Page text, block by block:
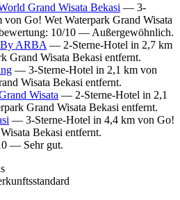
Grand Wisata Bekasi — 3-
von Go! Wet Waterpark Grand Wisata
10/10 — Außergewöhnlich.
By ARBA — 2-Sterne-Hotel in 2,7 km
Grand Wisata Bekasi entfernt.
— 3-Sterne-Hotel in 2,1 km von
Wisata Bekasi entfernt.
Wisata — 2-Sterne-Hotel in 2,1
Grand Wisata Bekasi entfernt.
— 3-Sterne-Hotel in 4,4 km von Go!
Bekasi entfernt.
— Sehr gut.